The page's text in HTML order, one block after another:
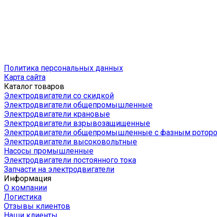
Политика персональных данных
Карта сайта
Каталог товаров
Электродвигатели со скидкой
Электродвигатели общепромышленные
Электродвигатели крановые
Электродвигатели взрывозащищенные
Электродвигатели общепромышленные с фазным
Электродвигатели высоковольтные
Насосы промышленные
Электродвигатели постоянного тока
Запчасти на электродвигатели
Информация
О компании
Логистика
Отзывы клиентов